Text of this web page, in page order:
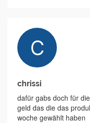
chrissi
dafür gabs doch für
geld das die das
woche gewählt haben